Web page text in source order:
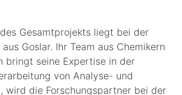
Gesamtprojekts liegt bei der
aus Goslar. Ihr Team aus Chemikern
bringt seine Expertise in der
von Analyse- und
wird die Forschungspartner bei der